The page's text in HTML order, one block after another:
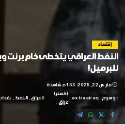
إقتصاد
للبرميل!
مارس 22, 2025 153 مشاهدة
وسوم: extraairaq
إكسترا
عراق
العراق النفط بغداد